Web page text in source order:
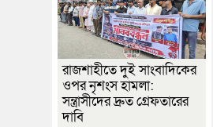
রাজশাহীতে দুই সাংবাদিকের
ওপর নৃশংস হামলা:
সন্ত্রাসীদের দ্রুত গ্রেফতারের
দাবি